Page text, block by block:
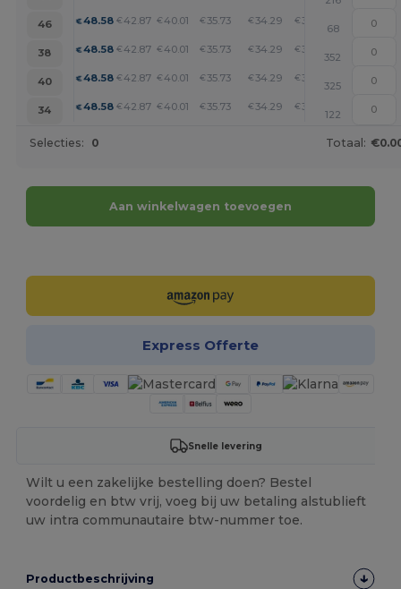
46
€ 48.58 € 42.87 €40.01 € 35.73 € 34.29 € 32.87
68
38
€ 48.58 € 42.87 €40.01 € 35.73 € 34.29 € 32.87
352
40
€ 48.58 € 42.87 €40.01 € 35.73 € 34.29 € 32.87
325
34
€ 48.58 € 42.87 €40.01 € 35.73 € 34.29 € 32.87
122
Selecties: 0 Totaal:
Aan winkelwagen toevoegen
Express Offerte
Snelle levering
Wilt u een zakelijke bestelling doen? Bestel
voordelig en btw vrij, voeg bij uw betaling alstublieft
uw intra communautaire btw-nummer toe.
Productbeschrijving